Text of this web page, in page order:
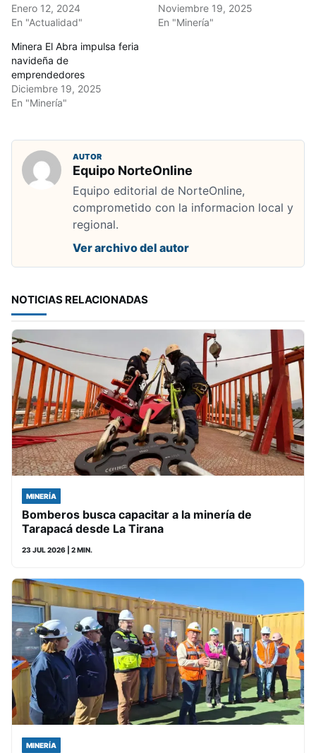
Enero 12, 2024
En "Actualidad"
Noviembre 19, 2025
En "Minería"
Minera El Abra impulsa feria
navideña de
emprendedores
Diciembre 19, 2025
En "Minería"
AUTOR
Equipo NorteOnline
Equipo editorial de NorteOnline,
comprometido con la informacion local y
regional.
Ver archivo del autor
NOTICIAS RELACIONADAS
MINERÍA
Bomberos busca capacitar a la minería de
Tarapacá desde La Tirana
23 JUL 2026 | 2 MIN.
MINERÍA